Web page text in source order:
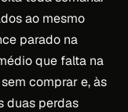
ao mesmo
parado na
que falta na
comprar e, às
duas perdas